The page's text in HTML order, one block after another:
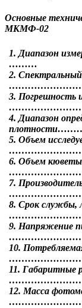
Основные
МКМФ-02
1. Диапазон
………
2.
3. Погрешность
4. Диапазон
5. Объем
6. Объем
7.
8. Срок службы,
9. Напряжение
10.
11. Габаритные
12. Масса